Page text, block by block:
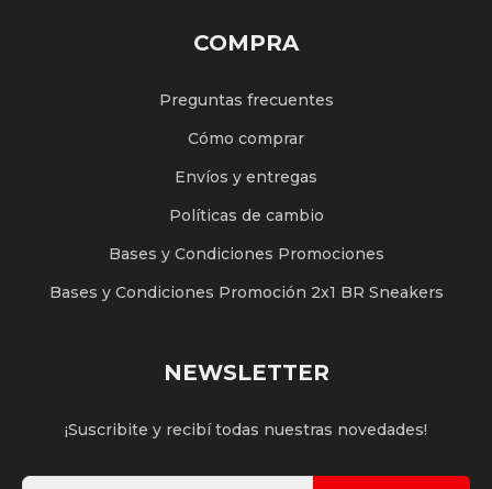
COMPRA
Preguntas frecuentes
Cómo comprar
Envíos y entregas
Políticas de cambio
Bases y Condiciones Promociones
Bases y Condiciones Promoción 2x1 BR Sneakers
NEWSLETTER
¡Suscribite y recibí todas nuestras novedades!